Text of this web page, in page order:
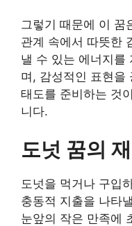
그렇기 때문에 이 꿈
관계 속에서 따뜻한
낼 수 있는 에너지를
며, 감성적인 표현을
태도를 준비하는 것
니다.
도넛 꿈의
도넛을 먹거나 구입
충동적 지출을 나타
눈앞의 작은 만족에